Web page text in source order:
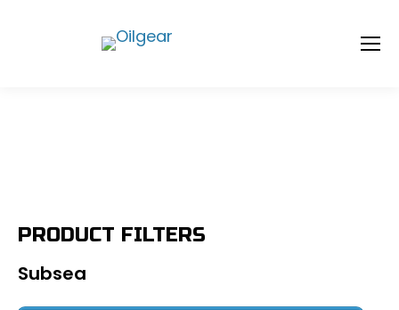
PRODUCT FILTERS
Subsea